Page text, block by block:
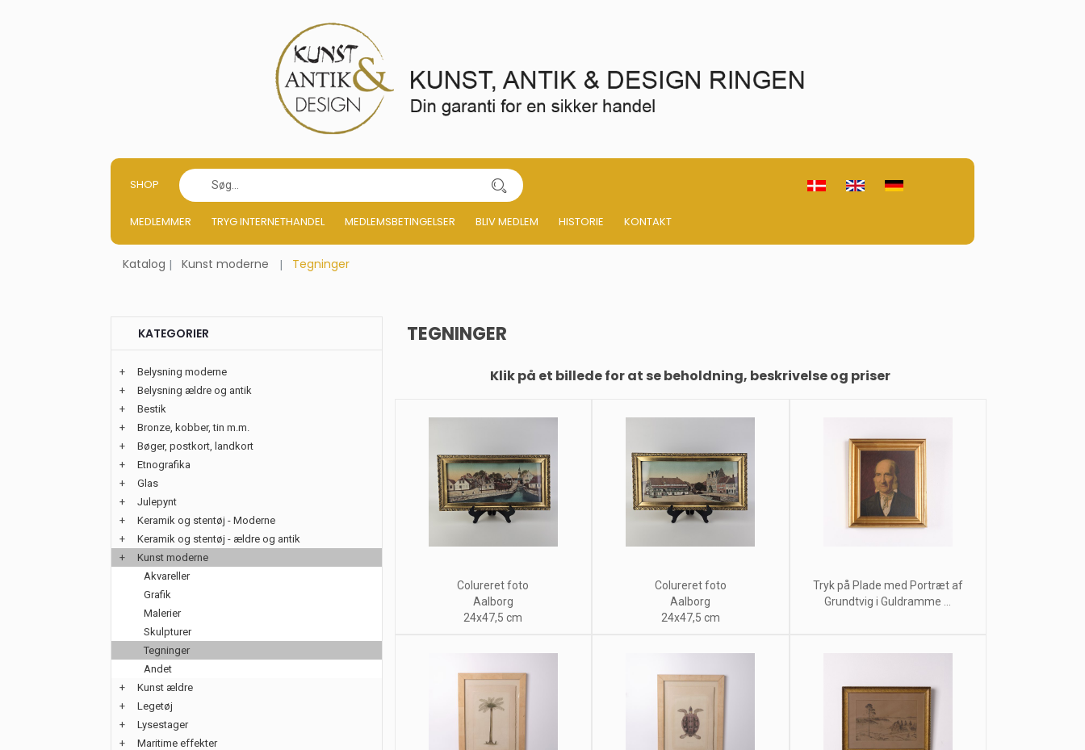
SHOP
MEDLEMMER TRYG INTERNETHANDEL MEDLEMSBETINGELSER BLIV MEDLEM HISTORIE KONTAKT
Katalog Kunst moderne Tegninger
TEGNINGER
Klik på et billede for at se beholdning, beskrivelse og priser
Colureret foto
Aalborg
24x47,5 cm
Colureret foto
Aalborg
24x47,5 cm
Tryk på Plade med Portræt af
Grundtvig i Guldramme ...
KATEGORIER
+
Belysning moderne
+
Belysning ældre og antik
+
Bestik
+
Bronze, kobber, tin m.m.
+
Bøger, postkort, landkort
+
Etnografika
+
Glas
+
Julepynt
+
Keramik og stentøj - Moderne
+
Keramik og stentøj - ældre og antik
+
Kunst moderne
Akvareller
Grafik
Malerier
Skulpturer
Tegninger
Andet
+
Kunst ældre
+
Legetøj
+
Lysestager
+
Maritime effekter